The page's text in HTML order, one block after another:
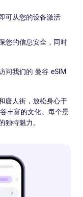
可从您的设备激活
您的信息安全，同时
问我们的 曼谷 eSIM
唐人街，放松身心于
丰富的文化。每个景
独特魅力。